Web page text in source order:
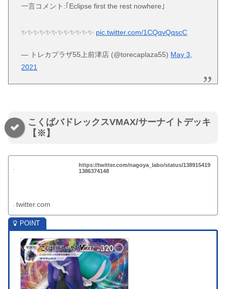
一言コメント:｢Eclipse first the rest nowhere｣
✨✨✨✨✨✨✨✨✨✨✨✨ pic.twitter.com/1CQqvQqscC
— トレカプラザ55上前津店 (@torecaplaza55) May 3,
2021
こくばバドレックスVMAX/サーナイトデッキ
【※】
https://twitter.com/nagoya_labo/status/138915419
1386374148
twitter.com